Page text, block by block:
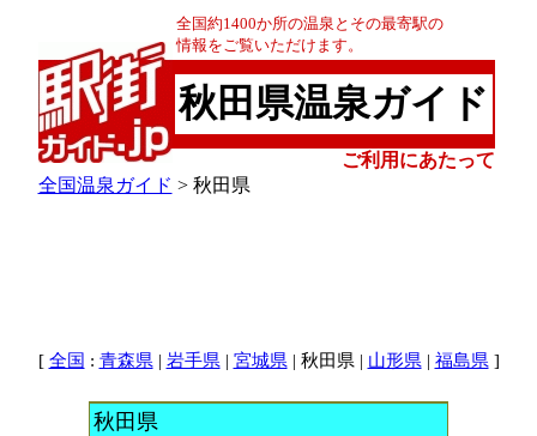
全国約1400か所の温泉とその最寄駅の
情報をご覧いただけます。
秋田県温泉ガイド
ご利用にあたって
全国温泉ガイド > 秋田県
[ 全国 : 青森県 | 岩手県 | 宮城県 | 秋田県 | 山形県 | 福島県 ]
秋田県